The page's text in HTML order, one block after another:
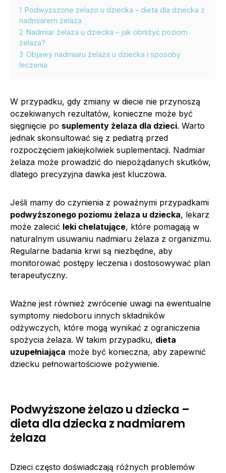
1 Podwyższone żelazo u dziecka – dieta dla dziecka z
nadmiarem żelaza
2 Nadmiar żelaza u dziecka – jak obniżyć poziom
żelaza?
3 Objawy nadmiaru żelaza u dziecka i sposoby
leczenia
W przypadku, gdy zmiany w diecie nie przynoszą
oczekiwanych rezultatów, konieczne może być
sięgnięcie po suplementy żelaza dla dzieci. Warto
jednak skonsultować się z pediatrą przed
rozpoczęciem jakiejkolwiek suplementacji. Nadmiar
żelaza może prowadzić do niepożądanych skutków,
dlatego precyzyjna dawka jest kluczowa.
Jeśli mamy do czynienia z poważnymi przypadkami
podwyższonego poziomu żelaza u dziecka, lekarz
może zalecić leki chelatujące, które pomagają w
naturalnym usuwaniu nadmiaru żelaza z organizmu.
Regularne badania krwi są niezbędne, aby
monitorować postępy leczenia i dostosowywać plan
terapeutyczny.
Ważne jest również zwrócenie uwagi na ewentualne
symptomy niedoboru innych składników
odżywczych, które mogą wynikać z ograniczenia
spożycia żelaza. W takim przypadku, dieta
uzupełniająca może być konieczna, aby zapewnić
dziecku pełnowartościowe pożywienie.
Podwyższone żelazo u dziecka –
dieta dla dziecka z nadmiarem
żelaza
Dzieci często doświadczają różnych problemów